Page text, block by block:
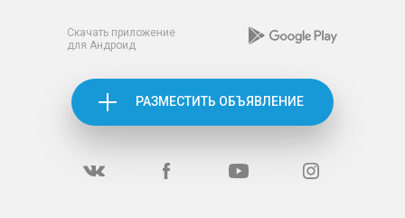
Скачать приложение
для Андроид
РАЗМЕСТИТЬ ОБЪЯВЛЕНИЕ